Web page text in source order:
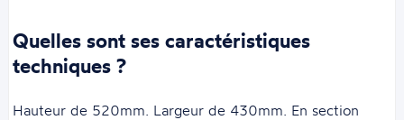
Quelles sont ses caractéristiques
techniques ?
Hauteur de 520mm. Largeur de 430mm. En section